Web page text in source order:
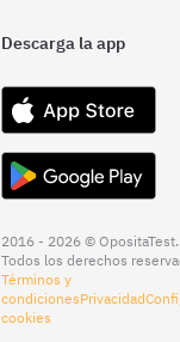
Descarga la app
2016 - 2026 © OpositaTest.
Todos los derechos
Términos y
condicionesPrivacidad
cookies